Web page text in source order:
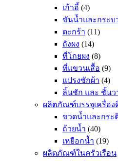
เก้าอี้ (4)
ขันน้ำและกระบ
ตะกร้า (11)
ถังผง (14)
ที่โกยผง (8)
ที่แขวนเสื้อ (9)
แปรงซักผ้า (4)
ลิ้นชัก และ ชั้นว
ผลิตภัณฑ์บรรจุเครื่อง
ขวดน้ำและกระ
ถ้วยน้ำ (40)
เหยือกน้ำ (19)
ผลิตภัณฑ์ในครัวเรือน